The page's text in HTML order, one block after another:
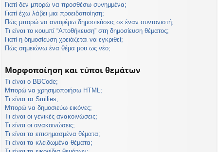
Γιατί δεν μπορώ να προσθέσω συνημμένα;
Γιατί έχω λάβει μια προειδοποίηση;
Πώς μπορώ να αναφέρω δημοσιεύσεις σε έναν συντονιστή;
Τι είναι το κουμπί “Αποθήκευση” στη δημοσίευση θέματος;
Γιατί η δημοσίευση χρειάζεται να εγκριθεί;
Πώς σημειώνω ένα θέμα μου ως νέο;
Μορφοποίηση και τύποι θεμάτων
Τι είναι ο BBCode;
Μπορώ να χρησιμοποιήσω HTML;
Τι είναι τα Smilies;
Μπορώ να δημοσιεύω εικόνες;
Τι είναι οι γενικές ανακοινώσεις;
Τι είναι οι ανακοινώσεις;
Τι είναι τα επισημασμένα θέματα;
Τι είναι τα κλειδωμένα θέματα;